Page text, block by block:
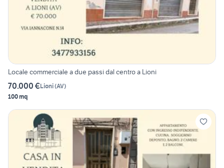
Locale commerciale a due passi dal centro a Lioni
70.000 €Lioni(AV)
100 mq